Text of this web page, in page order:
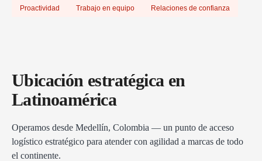
Proactividad Trabajo en equipo Relaciones de confianza
Ubicación estratégica en
Latinoamérica
Operamos desde Medellín, Colombia — un punto de acceso
logístico estratégico para atender con agilidad a marcas de todo
el continente.